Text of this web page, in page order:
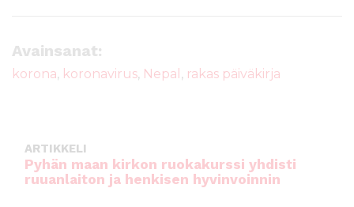
e
b
k
te
r
A
Avainsanat:
korona, koronavirus, Nepal , rakas päiväkirja
ARTIKKELI
Pyhän maan kirkon ruokakurssi yhdisti
ruuanlaiton ja henkisen hyvinvoinnin